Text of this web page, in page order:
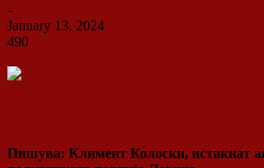
-
January 13, 2024
490
Пишува: Климент Колоски, истакнат